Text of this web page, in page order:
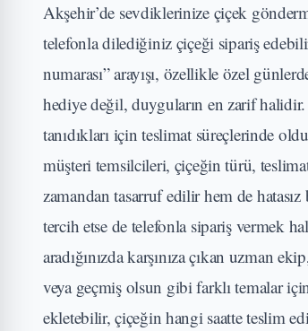
Akşehir’de sevdiklerinize çiçek
telefonla dilediğiniz çiçeği sipariş
numarası” arayışı, özellikle özel
hediye değil, duyguların en zarif
tanıdıkları için teslimat süreçlerinde
müşteri temsilcileri, çiçeğin türü,
zamandan tasarruf edilir hem de
tercih etse de telefonla sipariş vermek
aradığınızda karşınıza çıkan uzman
veya geçmiş olsun gibi farklı temalar
ekletebilir, çiçeğin hangi saatte teslim